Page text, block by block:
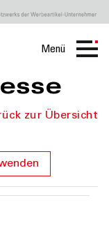
Menü
zur Übersicht